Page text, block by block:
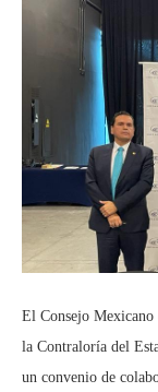
El Consejo
la Contraloría del
un convenio de